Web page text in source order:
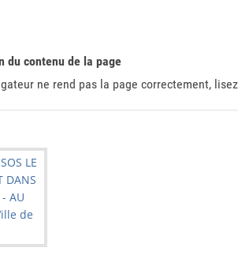
du contenu de la page
ne rend pas la page correctement,